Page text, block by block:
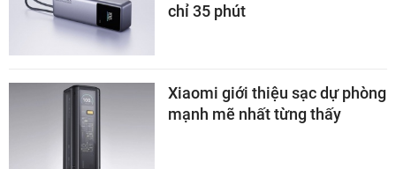
chỉ 35 phút
Xiaomi giới thiệu sạc dự phòng
mạnh mẽ nhất từng thấy